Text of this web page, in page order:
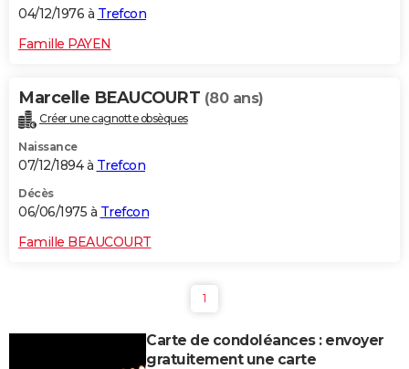
04/12/1976 à Trefcon
Famille PAYEN
Marcelle BEAUCOURT (80 ans)
Créer une cagnotte obsèques
Naissance
07/12/1894 à Trefcon
Décès
06/06/1975 à Trefcon
Famille BEAUCOURT
1
Carte de condoléances : envoyer
gratuitement une carte